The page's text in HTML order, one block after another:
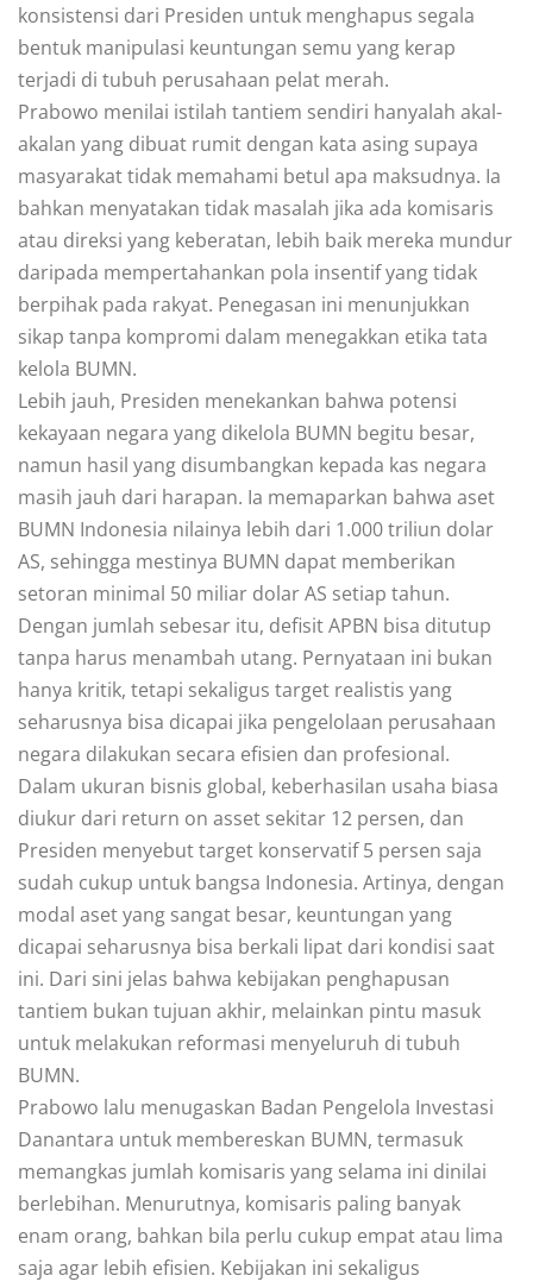
konsistensi dari Presiden untuk menghapus segala
bentuk manipulasi keuntungan semu yang kerap
terjadi di tubuh perusahaan pelat merah.
Prabowo menilai istilah tantiem sendiri hanyalah akal-
akalan yang dibuat rumit dengan kata asing supaya
masyarakat tidak memahami betul apa maksudnya. Ia
bahkan menyatakan tidak masalah jika ada komisaris
atau direksi yang keberatan, lebih baik mereka mundur
daripada mempertahankan pola insentif yang tidak
berpihak pada rakyat. Penegasan ini menunjukkan
sikap tanpa kompromi dalam menegakkan etika tata
kelola BUMN.
Lebih jauh, Presiden menekankan bahwa potensi
kekayaan negara yang dikelola BUMN begitu besar,
namun hasil yang disumbangkan kepada kas negara
masih jauh dari harapan. Ia memaparkan bahwa aset
BUMN Indonesia nilainya lebih dari 1.000 triliun dolar
AS, sehingga mestinya BUMN dapat memberikan
setoran minimal 50 miliar dolar AS setiap tahun.
Dengan jumlah sebesar itu, defisit APBN bisa ditutup
tanpa harus menambah utang. Pernyataan ini bukan
hanya kritik, tetapi sekaligus target realistis yang
seharusnya bisa dicapai jika pengelolaan perusahaan
negara dilakukan secara efisien dan profesional.
Dalam ukuran bisnis global, keberhasilan usaha biasa
diukur dari return on asset sekitar 12 persen, dan
Presiden menyebut target konservatif 5 persen saja
sudah cukup untuk bangsa Indonesia. Artinya, dengan
modal aset yang sangat besar, keuntungan yang
dicapai seharusnya bisa berkali lipat dari kondisi saat
ini. Dari sini jelas bahwa kebijakan penghapusan
tantiem bukan tujuan akhir, melainkan pintu masuk
untuk melakukan reformasi menyeluruh di tubuh
BUMN.
Prabowo lalu menugaskan Badan Pengelola Investasi
Danantara untuk membereskan BUMN, termasuk
memangkas jumlah komisaris yang selama ini dinilai
berlebihan. Menurutnya, komisaris paling banyak
enam orang, bahkan bila perlu cukup empat atau lima
saja agar lebih efisien. Kebijakan ini sekaligus